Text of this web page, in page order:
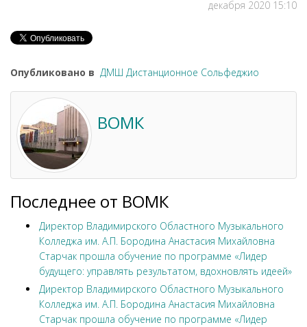
декабря 2020 15:10
Опубликовано в ДМШ Дистанционное Сольфеджио
ВОМК
Последнее от ВОМК
Директор Владимирского Областного Музыкального
Колледжа им. А.П. Бородина Анастасия Михайловна
Старчак прошла обучение по программе «Лидер
будущего: управлять результатом, вдохновлять идеей»
Директор Владимирского Областного Музыкального
Колледжа им. А.П. Бородина Анастасия Михайловна
Старчак прошла обучение по программе «Лидер